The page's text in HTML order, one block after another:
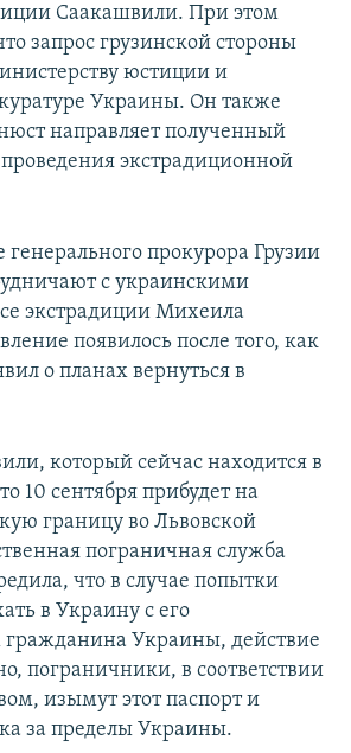
Саакашвили. При этом
запрос грузинской стороны
юстиции и
Украины. Он также
направляет полученный
экстрадиционной
генерального прокурора Грузии
с украинскими
экстрадиции Михеила
появилось после того, как
о планах вернуться в
который сейчас находится в
10 сентября прибудет на
границу во Львовской
пограничная служба
что в случае попытки
в Украину с его
гражданина Украины, действие
пограничники, в соответствии
изымут этот паспорт и
за пределы Украины.